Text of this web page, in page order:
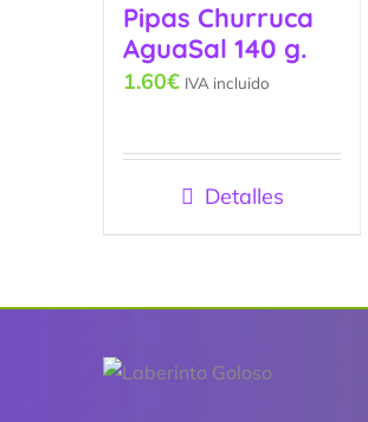
Pipas Churruca
AguaSal 140 g.
1.60€ IVA incluido
Detalles